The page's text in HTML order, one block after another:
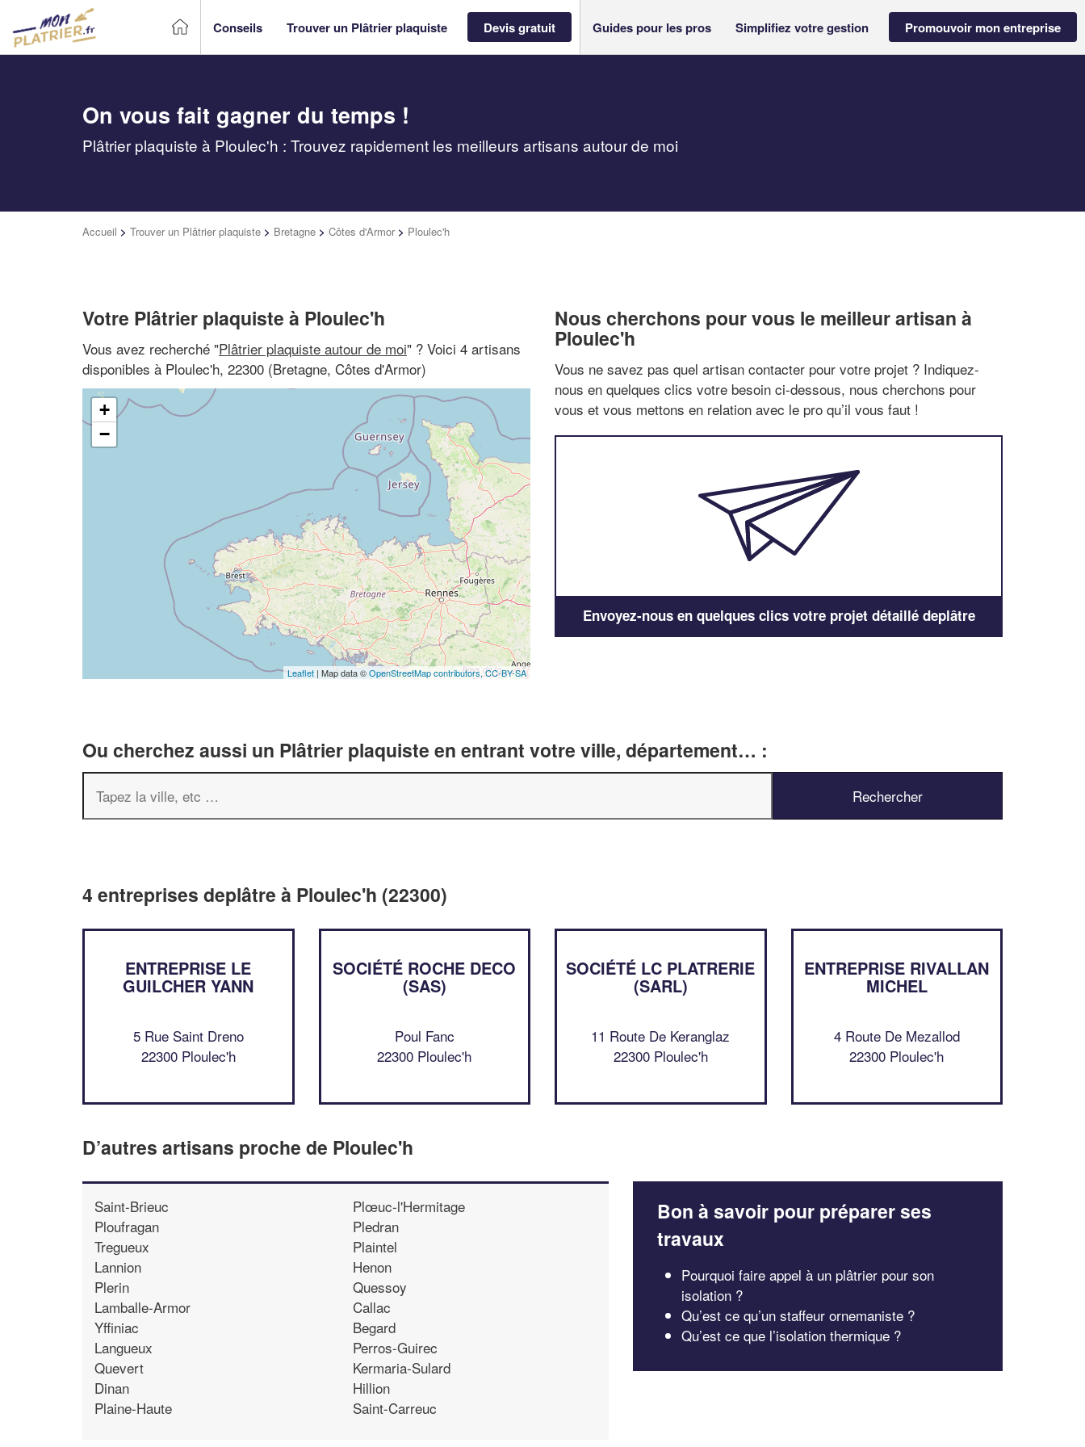
Conseils Trouver un Plâtrier plaquiste Devis gratuit Guides pour les pros Simplifiez votre gestion Promouvoir mon entreprise
On vous fait gagner du temps !
Plâtrier plaquiste à Ploulec'h : Trouvez rapidement les meilleurs artisans autour de moi
Accueil > Trouver un Plâtrier plaquiste > Bretagne > Côtes d'Armor > Ploulec'h
Votre Plâtrier plaquiste à Ploulec'h
Vous avez recherché "Plâtrier plaquiste autour de moi" ? Voici 4 artisans
disponibles à Ploulec'h, 22300 (Bretagne, Côtes d'Armor)
+
−
Leaflet | Map data ©OpenStreetMap contributors,CC-BY-SA
Nous cherchons pour vous le meilleur artisan à
Ploulec'h
Vous ne savez pas quel artisan contacter pour votre projet ? Indiquez-
nous en quelques clics votre besoin ci-dessous, nous cherchons pour
vous et vous mettons en relation avec le pro qu’il vous faut !
Envoyez-nous en quelques clics votre projet détaillé deplâtre
Ou cherchez aussi un Plâtrier plaquiste en entrant votre ville, département… :
4 entreprises deplâtre à Ploulec'h (22300)
ENTREPRISE LE
GUILCHER YANN
5 Rue Saint Dreno
22300 Ploulec'h
SOCIÉTÉ ROCHE DECO
(SAS)
Poul Fanc
22300 Ploulec'h
SOCIÉTÉ LC PLATRERIE
(SARL)
11 Route De Keranglaz
22300 Ploulec'h
ENTREPRISE RIVALLAN
MICHEL
4 Route De Mezallod
22300 Ploulec'h
D’autres artisans proche de Ploulec'h
Saint-Brieuc
Ploufragan
Tregueux
Lannion
Plerin
Lamballe-Armor
Yffiniac
Langueux
Quevert
Dinan
Plaine-Haute
Plœuc-l'Hermitage
Pledran
Plaintel
Henon
Quessoy
Callac
Begard
Perros-Guirec
Kermaria-Sulard
Hillion
Saint-Carreuc
Bon à savoir pour préparer ses
travaux
Pourquoi faire appel à un plâtrier pour son
isolation ?
Qu’est ce qu’un staffeur ornemaniste ?
Qu’est ce que l’isolation thermique ?
✕
Vous êtes un
nouveaux clients!
En savoir plus